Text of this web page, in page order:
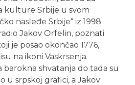
kulture Srbije u svom
nasleđe Srbije“ iz 1998.
Jakov Orfelin, poznati
je posao okončao 1776,
na ikoni Vaskrsenja.
barokna shvatanja do tada su
u srpskoj grafici, a Jakov